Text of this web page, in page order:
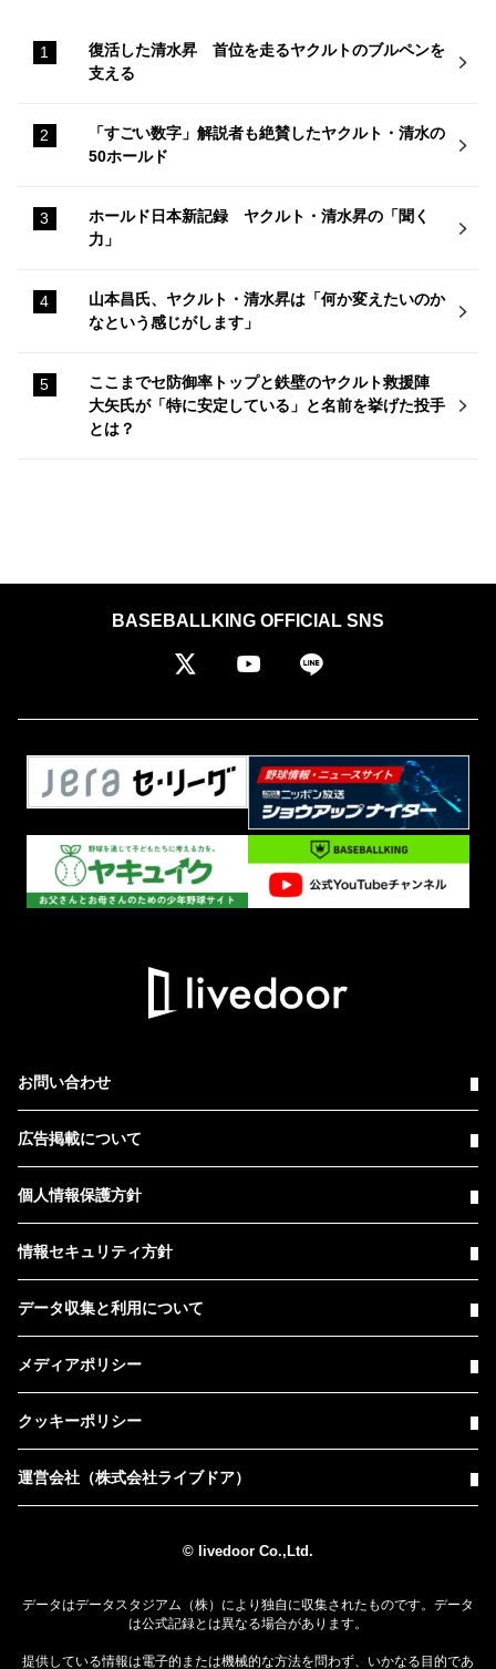
復活した清水昇 首位を走るヤクルトのブルペンを
支える
「すごい数字」解説者も絶賛したヤクルト・清水の
50ホールド
ホールド日本新記録 ヤクルト・清水昇の「聞く
力」
山本昌氏、ヤクルト・清水昇は「何か変えたいのか
なという感じがします」
ここまでセ防御率トップと鉄壁のヤクルト救援陣
大矢氏が「特に安定している」と名前を挙げた投手
とは？
BASEBALLKING OFFICIAL SNS
お問い合わせ
広告掲載について
個人情報保護方針
情報セキュリティ方針
データ収集と利用について
メディアポリシー
クッキーポリシー
運営会社（株式会社ライブドア）
© livedoor Co.,Ltd.
データはデータスタジアム（株）により独自に収集されたものです。データ
は公式記録とは異なる場合があります。
提供している情報は電子的または機械的な方法を問わず、いかなる目的であ